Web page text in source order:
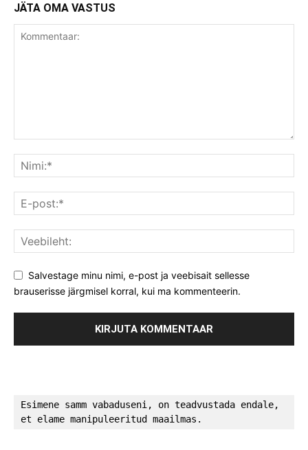
JÄTA OMA VASTUS
Salvestage minu nimi, e-post ja veebisait sellesse
brauserisse järgmisel korral, kui ma kommenteerin.
Esimene samm vabaduseni, on teadvustada endale,
et elame manipuleeritud maailmas.